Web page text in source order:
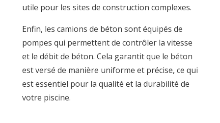
utile pour les sites de construction complexes.
Enfin, les camions de béton sont équipés de
pompes qui permettent de contrôler la vitesse
et le débit de béton. Cela garantit que le béton
est versé de manière uniforme et précise, ce qui
est essentiel pour la qualité et la durabilité de
votre piscine.